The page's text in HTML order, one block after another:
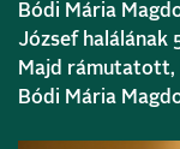
Bódi Mária
József halálának
Majd rámutatott,
Bódi Mária